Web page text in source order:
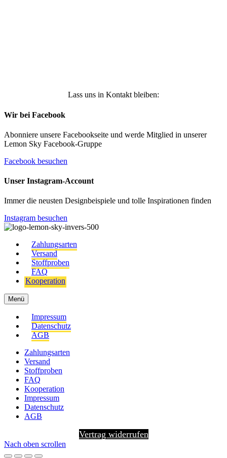
Lass uns in Kontakt bleiben:
Wir bei Facebook
Abonniere unsere Facebookseite und werde Mitglied in unserer
Lemon Sky Facebook-Gruppe
Facebook besuchen
Unser Instagram-Account
Immer die neusten Designbeispiele und tolle Inspirationen finden
Instagram besuchen
Zahlungsarten
Versand
Stoffproben
FAQ
Kooperation
Menü
Impressum
Datenschutz
AGB
Zahlungsarten
Versand
Stoffproben
FAQ
Kooperation
Impressum
Datenschutz
AGB
Vertrag widerrufen
Nach oben scrollen